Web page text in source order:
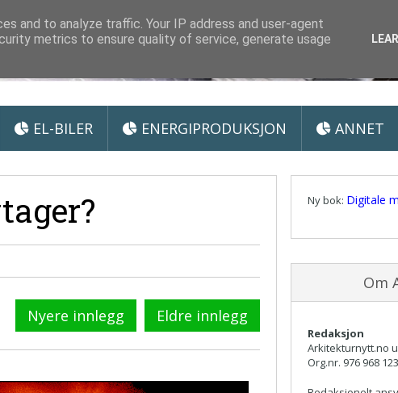
EL-BILER ENERGIPRODUKSJON ANNET
Nyere innlegg Eldre innlegg
Ny bok: Digitale
Om
Redaksjon
Arkitekturnytt.no
Org.nr. 976 968
and to analyze traffic. Your IP address and user-agent
metrics to ensure quality of service, generate usage